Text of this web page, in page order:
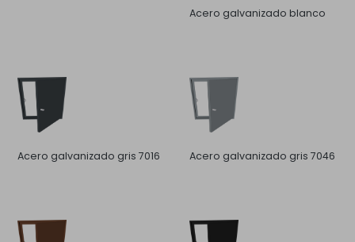
Acero galvanizado blanco
Acero galvanizado gris 7016 Acero galvanizado gris 7046